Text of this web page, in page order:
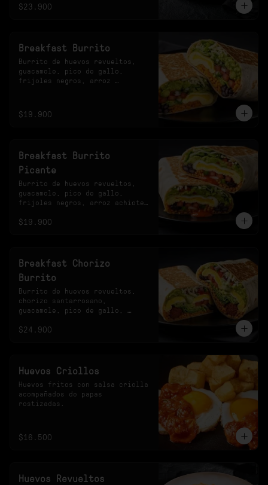
$23.900
Breakfast Burrito
Burrito de huevos revueltos,
guacamole, pico de gallo,
frijoles negros, arroz
$19.900
Breakfast Burrito
Picante
Burrito de huevos revueltos,
guacamole, pico de gallo,
frijoles negros, arroz achiote,
habanero.
$19.900
Breakfast Chorizo
Burrito
Burrito de huevos revueltos,
chorizo santarrosano,
guacamole, pico de gallo,
achiotado, lechuga, queso y
$24.900
Huevos Criollos
Huevos fritos con salsa criolla
acompañados de papas
rostizadas.
$16.500
Huevos Revueltos